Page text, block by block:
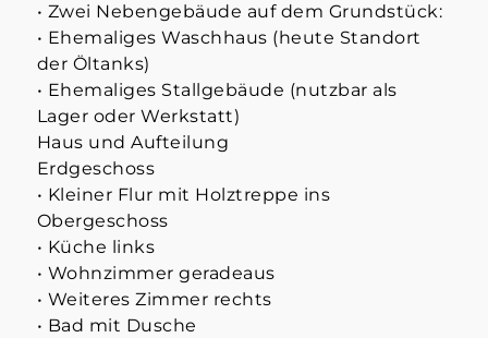
• Zwei Nebengebäude auf dem Grundstück:
• Ehemaliges Waschhaus (heute Standort
der Öltanks)
• Ehemaliges Stallgebäude (nutzbar als
Lager oder Werkstatt)
Haus und Aufteilung
Erdgeschoss
• Kleiner Flur mit Holztreppe ins
Obergeschoss
• Küche links
• Wohnzimmer geradeaus
• Weiteres Zimmer rechts
• Bad mit Dusche